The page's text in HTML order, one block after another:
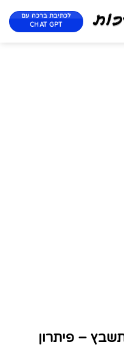
לכתיבת ברכה עם
CHAT GPT
– פיתרון